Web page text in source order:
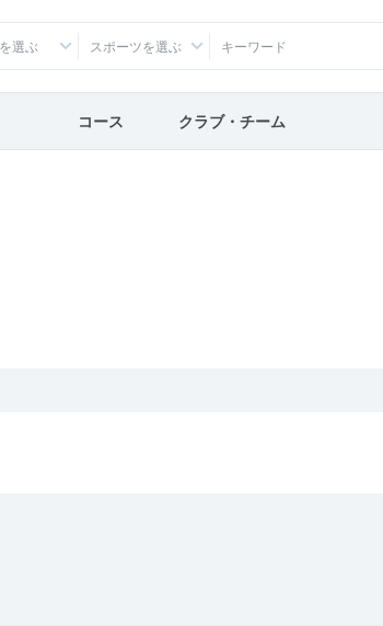
選ぶ スポーツを選ぶ
コース クラブ・チーム